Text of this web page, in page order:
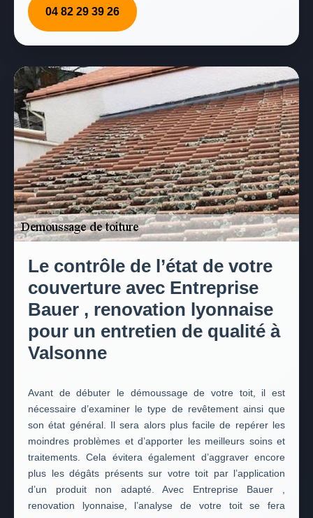
04 82 29 39 26
Le contrôle de l’état de votre
couverture avec Entreprise
Bauer , renovation lyonnaise
pour un entretien de qualité à
Valsonne
Avant de débuter le démoussage de votre toit, il est
nécessaire d’examiner le type de revêtement ainsi que
son état général. Il sera alors plus facile de repérer les
moindres problèmes et d’apporter les meilleurs soins et
traitements. Cela évitera également d’aggraver encore
plus les dégâts présents sur votre toit par l’application
d’un produit non adapté. Avec Entreprise Bauer ,
renovation lyonnaise, l’analyse de votre toit se fera